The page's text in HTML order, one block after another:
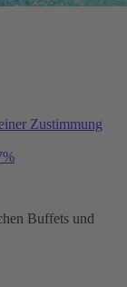
Zustimmung
Buffets und